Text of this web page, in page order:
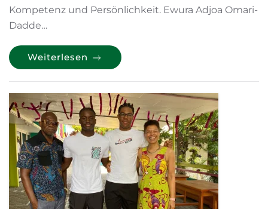
Kompetenz und Persönlichkeit. Ewura Adjoa Omari-
Dadde…
Weiterlesen